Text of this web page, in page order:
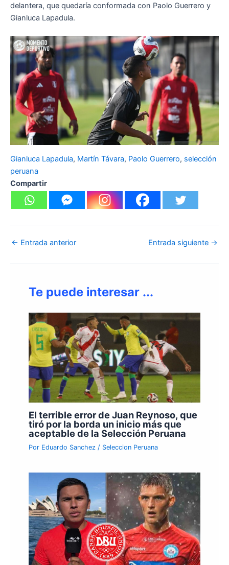
delantera, que quedaría conformada con Paolo Guerrero y
Gianluca Lapadula.
Gianluca Lapadula, Martín Távara, Paolo Guerrero, selección
peruana
Compartir
← Entrada anterior Entrada siguiente →
Te puede interesar ...
El terrible error de Juan Reynoso, que
tiró por la borda un inicio más que
aceptable de la Selección Peruana
Por Eduardo Sanchez / Seleccion Peruana